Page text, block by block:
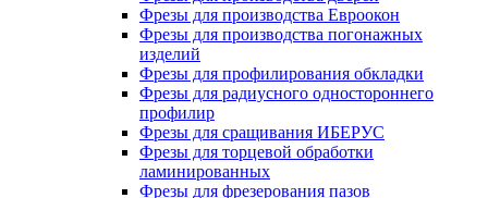
Фрезы для производства Евроокон
Фрезы для производства погонажных
изделий
Фрезы для профилирования обкладки
Фрезы для радиусного одностороннего
профилир
Фрезы для сращивания ИБЕРУС
Фрезы для торцевой обработки
ламинированных
Фрезы для фрезерования пазов